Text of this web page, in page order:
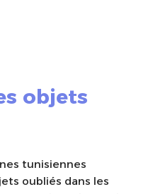
objets
tunisiennes
oubliés dans les